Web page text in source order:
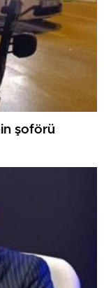
şoförü